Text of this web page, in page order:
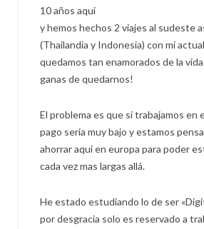
10 años aqui
y hemos hechos 2 viajes al sudeste
(Thailandia y Indonesia) con mi
quedamos tan enamorados de la
ganas de quedarnos!
El problema es que si trabajamos en
pago seria muy bajo y estamos
ahorrar aqui en europa para poder
cada vez mas largas allá.
He estado estudiando lo de ser
por desgracia solo es reservado a